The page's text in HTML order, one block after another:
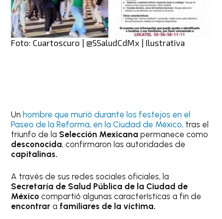
Foto: Cuartoscuro | @SSaludCdMx | Ilustrativa
Unhombre que murió durante los festejos en el
Paseo de la Reforma, en la Ciudad de México, tras el
triunfo de la Selección Mexicana permanece como
desconocida, confirmaron las autoridades de
capitalinas.
A través de sus redes sociales oficiales, la
Secretaría de Salud Pública de la Ciudad de
México compartió algunas características a fin de
encontrara familiares de la víctima.